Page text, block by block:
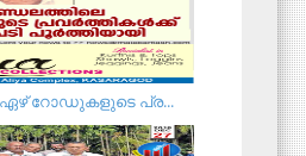
ഏഴ് റോഡുകളുടെ പ്ര...